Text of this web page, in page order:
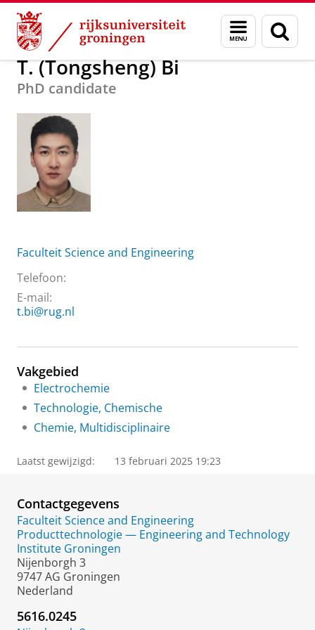
Skip
Content
Skip
Navigation
Menu
en
zoeken
Over ons T. (Tongsheng) Bi
T. (Tongsheng) Bi
PhD candidate
Faculteit Science and Engineering
Telefoon:
E-mail:
t.bi@rug.nl
Vakgebied
Electrochemie
Technologie, Chemische
Chemie, Multidisciplinaire
Laatst gewijzigd: 13 februari 2025 19:23
Contactgegevens
Faculteit Science and Engineering
Producttechnologie — Engineering and Technology
Institute Groningen
Nijenborgh 3
9747 AG Groningen
Nederland
5616.0245